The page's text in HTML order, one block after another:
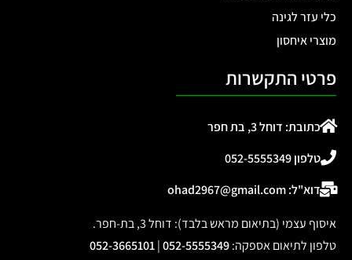
כלי עזר לגינה
מוצרי איחסון
פרטי התקשרות
כתובת: דוחל 3, בת חפר
טלפון 052-5555349
דוא"ל: ohad2967@gmail.com
איסוף עצמי (בתיאום מראש בלבד): דוחל 3, בת-חפר.
טלפון לתיאום אספקה:
052-5555349
|
052-3665101